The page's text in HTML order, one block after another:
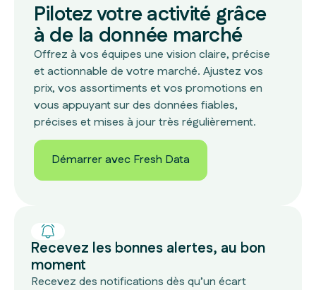
Pilotez votre activité grâce
à de la donnée marché
Offrez à vos équipes une vision claire, précise
et actionnable de votre marché. Ajustez vos
prix, vos assortiments et vos promotions en
vous appuyant sur des données fiables,
précises et mises à jour très régulièrement.
Démarrer avec Fresh Data
Démarrer avec Fresh Data
Recevez les bonnes alertes, au bon
moment
Recevez des notifications dès qu’un écart